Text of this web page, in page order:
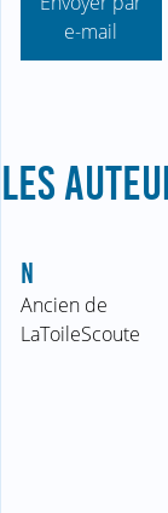
e-mail
LES
N
Ancien de
LaToileScoute